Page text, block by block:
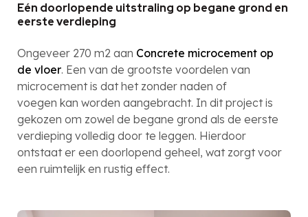
Eén doorlopende uitstraling op begane grond en
eerste verdieping
Ongeveer 270 m2 aan Concrete microcement op
de vloer. Een van de grootste voordelen van
microcement is dat het zonder naden of
voegen kan worden aangebracht. In dit project is
gekozen om zowel de begane grond als de eerste
verdieping volledig door te leggen. Hierdoor
ontstaat er een doorlopend geheel, wat zorgt voor
een ruimtelijk en rustig effect.